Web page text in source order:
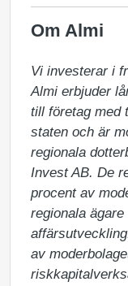
Om Almi
Vi investerar i
Almi erbjuder
till företag med
staten och är
regionala
Invest AB. De
procent av
regionala
av